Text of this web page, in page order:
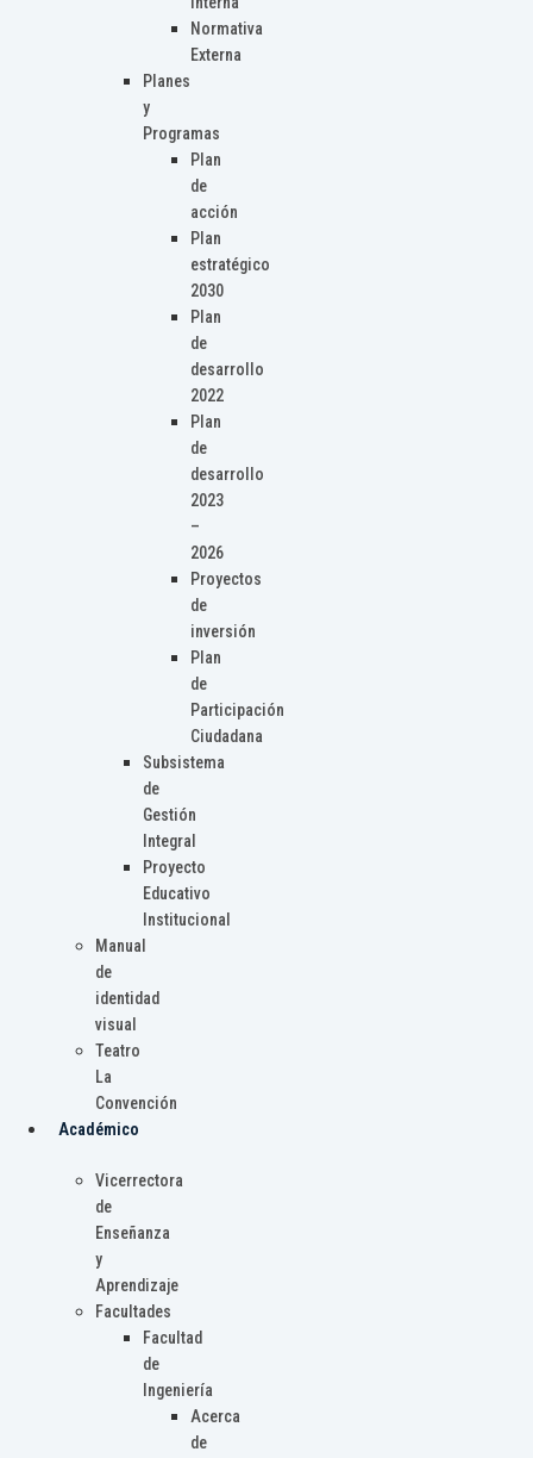
Normativa
Externa
Planes
y
Programas
Plan
de
acción
Plan
estratégico
2030
Plan
de
desarrollo
2022
Plan
de
desarrollo
2023
–
2026
Proyectos
de
inversión
Plan
de
Participación
Ciudadana
Subsistema
de
Gestión
Integral
Proyecto
Educativo
Institucional
Manual
de
identidad
visual
Teatro
La
Convención
Académico
Vicerrectora
de
Enseñanza
y
Aprendizaje
Facultades
Facultad
de
Ingeniería
Acerca
de